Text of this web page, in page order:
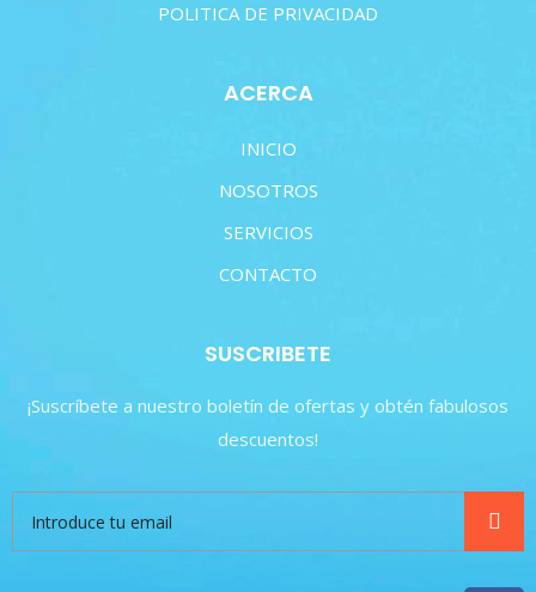
POLITICA DE PRIVACIDAD
ACERCA
INICIO
NOSOTROS
SERVICIOS
CONTACTO
SUSCRIBETE
¡Suscríbete a nuestro boletín de ofertas y obtén fabulosos
descuentos!